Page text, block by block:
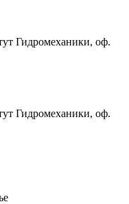
Гидромеханики, оф.
Гидромеханики, оф.